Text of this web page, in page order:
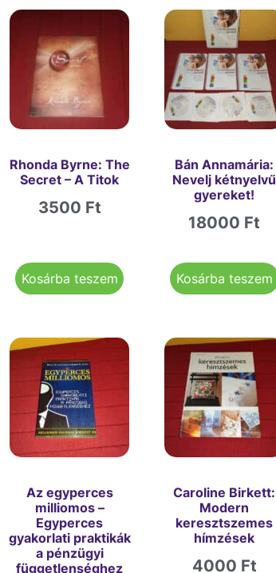
Rhonda Byrne: The
Secret – A Titok
3500 Ft
Kosárba teszem
Bán Annamária:
Nevelj kétnyelvű
gyereket!
18000 Ft
Kosárba teszem
Az egyperces
milliomos –
Egyperces
gyakorlati praktikák
a pénzügyi
függetlenséghez
Caroline Birkett:
Modern
keresztszemes
hímzések
4000 Ft